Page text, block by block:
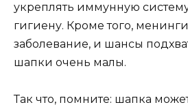
укреплять иммунную
гигиену. Кроме того,
заболевание, и шансы
шапки очень малы.
Так что, помните: шапка